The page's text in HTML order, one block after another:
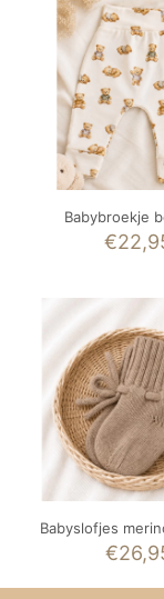
Babybroekje
€
Babyslofjes
€